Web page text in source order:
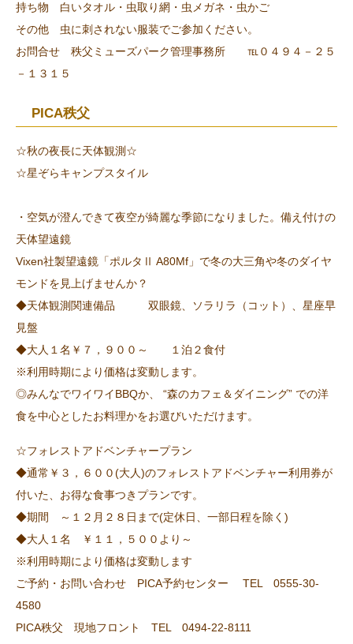
持ち物 白いタオル・虫取り網・虫メガネ・虫かご
その他 虫に刺されない服装でご参加ください。
お問合せ 秩父ミューズパーク管理事務所 ℡０４９４－２５
－１３１５
PICA秩父
☆秋の夜長に天体観測☆
☆星ぞらキャンプスタイル
・空気が澄んできて夜空が綺麗な季節になりました。備え付けの
天体望遠鏡
Vixen社製望遠鏡「ポルタⅡ A80Mf」で冬の大三角や冬のダイヤ
モンドを見上げませんか？
◆天体観測関連備品 双眼鏡、ソラリラ（コット）、星座早
見盤
◆大人１名￥７，９００～ １泊２食付
※利用時期により価格は変動します。
◎みんなでワイワイBBQか、 “森のカフェ＆ダイニング” での洋
食を中心としたお料理かをお選びいただけます。
☆フォレストアドベンチャープラン
◆通常￥３，６００(大人)のフォレストアドベンチャー利用券が
付いた、お得な食事つきプランです。
◆期間 ～１２月２８日まで(定休日、一部日程を除く)
◆大人１名 ￥１１，５００より～
※利用時期により価格は変動します
ご予約・お問い合わせ PICA予約センター TEL 0555-30-
4580
PICA秩父 現地フロント TEL 0494-22-8111